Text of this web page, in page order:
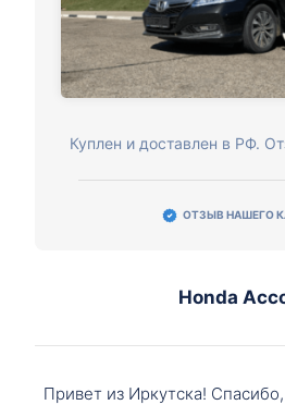
Куплен и доставлен в РФ.
ОТЗЫВ НАШЕГО
Honda
Привет из Иркутска!